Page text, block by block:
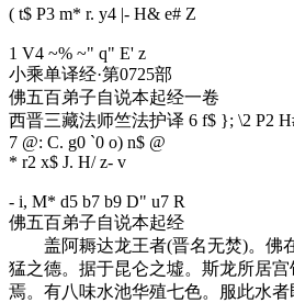
( t$ P3 m* r. y4 |- H& e# Z
1 V4 ~% ~" q" E' z
小乘单译经·第0725部
佛五百弟子自说本起经一卷
西晋三藏法师竺法护译 6 f$ }; \2 P2
7 @: C. g0 `0 o) n$ @
* r2 x$ J. H/ z- v
- i, M* d5 b7 b9 D" u7 R
佛五百弟子自说本起经
盖阿耨达龙王者(晋名无焚)。佛
猛之德。据于昆仑之墟。斯龙所居
焉。有八味水池华殖七色。服此水